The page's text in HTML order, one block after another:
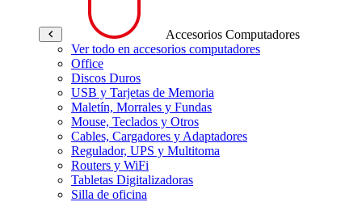
Accesorios Computadores
Ver todo en accesorios computadores
Office
Discos Duros
USB y Tarjetas de Memoria
Maletín, Morrales y Fundas
Mouse, Teclados y Otros
Cables, Cargadores y Adaptadores
Regulador, UPS y Multitoma
Routers y WiFi
Tabletas Digitalizadoras
Silla de oficina